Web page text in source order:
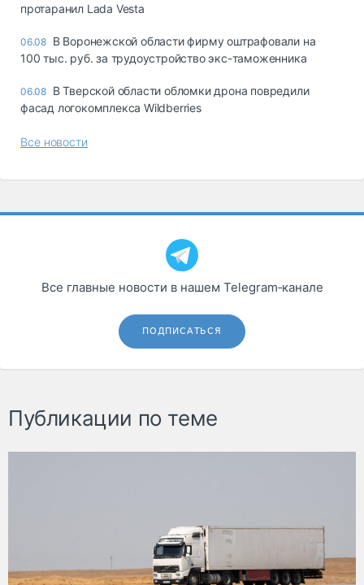
протаранил Lada Vesta
06.08 В Воронежской области фирму оштрафовали на
100 тыс. руб. за трудоустройство экс-таможенника
06.08 В Тверской области обломки дрона повредили
фасад логокомплекса Wildberries
Все новости
Все главные новости в нашем Telegram‑канале
ПОДПИСАТЬСЯ
Публикации по теме